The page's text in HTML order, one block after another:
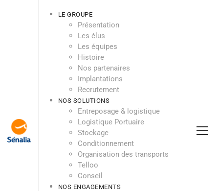
LE GROUPE
Présentation
Les élus
Les équipes
Histoire
Nos partenaires
Implantations
Recrutement
NOS SOLUTIONS
Entreposage & logistique
Logistique Portuaire
Stockage
Conditionnement
Organisation des transports
Telloo
Conseil
NOS ENGAGEMENTS